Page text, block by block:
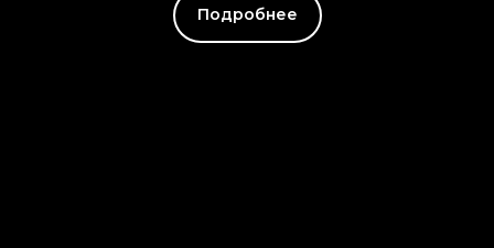
Подробнее